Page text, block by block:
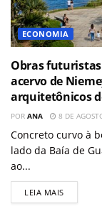
ECONOMIA
Obras
acervo de
arquitetônicos
POR ANA 8 DE
Concreto curvo à
lado da Baía de
ao...
LEIA MAIS